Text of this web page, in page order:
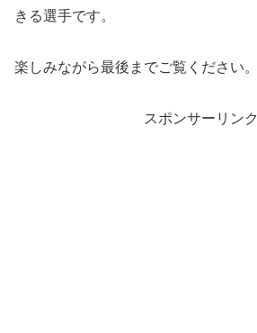
きる選手です。
楽しみながら最後までご覧ください。
スポンサーリンク